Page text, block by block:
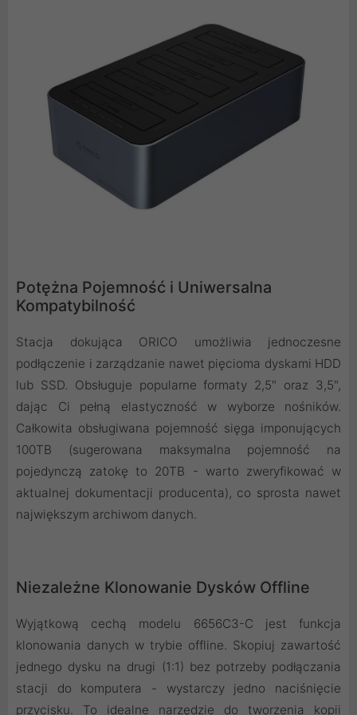
Potężna Pojemność i Uniwersalna
Kompatybilność
Stacja dokująca ORICO umożliwia jednoczesne
podłączenie i zarządzanie nawet pięcioma dyskami HDD
lub SSD. Obsługuje popularne formaty 2,5" oraz 3,5",
dając Ci pełną elastyczność w wyborze nośników.
Całkowita obsługiwana pojemność sięga imponujących
100TB (sugerowana maksymalna pojemność na
pojedynczą zatokę to 20TB - warto zweryfikować w
aktualnej dokumentacji producenta), co sprosta nawet
największym archiwom danych.
Niezależne Klonowanie Dysków Offline
Wyjątkową cechą modelu 6656C3-C jest funkcja
klonowania danych w trybie offline. Skopiuj zawartość
jednego dysku na drugi (1:1) bez potrzeby podłączania
stacji do komputera - wystarczy jedno naciśnięcie
przycisku. To idealne narzędzie do tworzenia kopii